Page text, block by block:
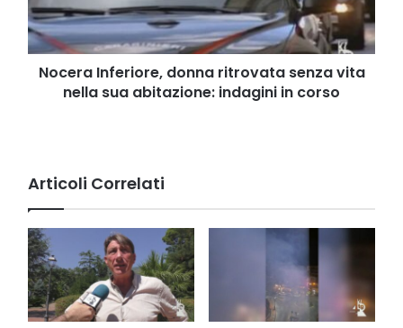
nella
sua
abitazione:
indagini
Nocera Inferiore, donna ritrovata senza vita
nella sua abitazione: indagini in corso
Articoli Correlati